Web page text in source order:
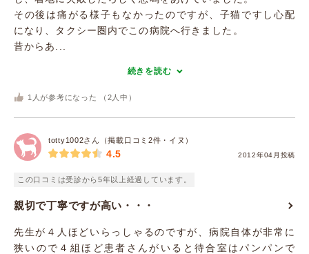
その後は痛がる様子もなかったのですが、子猫ですし心配
になり、タクシー圏内でこの病院へ行きました。
昔からあ...
続きを読む
1 人が参考になった （ 2 人中）
totty1002さん（掲載口コミ2件・イヌ）
2012年04月投稿
4.5
この口コミは受診から5年以上経過しています。
親切で丁寧ですが高い・・・
先生が４人ほどいらっしゃるのですが、病院自体が非常に
狭いので４組ほど患者さんがいると待合室はパンパンで